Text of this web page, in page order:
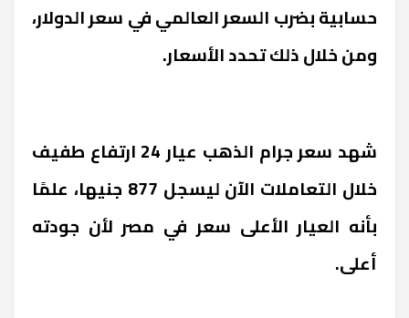
حسابية بضرب السعر العالمي في سعر الدولار،
ومن خلال ذلك تحدد الأسعار.
شهد سعر جرام الذهب عيار 24 ارتفاع طفيف
خلال التعاملات الآن ليسجل 877 جنيها، علمًا
بأنه العيار الأعلى سعر في مصر لأن جودته
أعلى.